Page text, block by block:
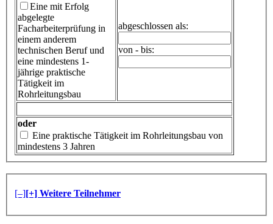
Eine mit Erfolg
abgelegte
Facharbeiterprüfung in
einem anderem
technischen Beruf und
eine mindestens 1-
jährige praktische
Tätigkeit im
Rohrleitungsbau
abgeschlossen als:
von - bis:
oder
Eine praktische Tätigkeit im Rohrleitungsbau von
mindestens 3 Jahren
[–][+] Weitere Teilnehmer